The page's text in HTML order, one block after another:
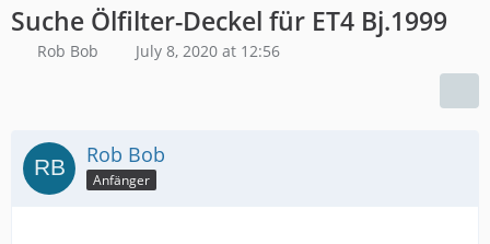
Suche Ölfilter-Deckel für ET4 Bj.1999
Rob Bob July 8, 2020 at 12:56
Rob Bob
Anfänger